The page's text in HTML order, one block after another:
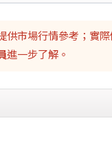
供市場行情參考；實
進一步了解。